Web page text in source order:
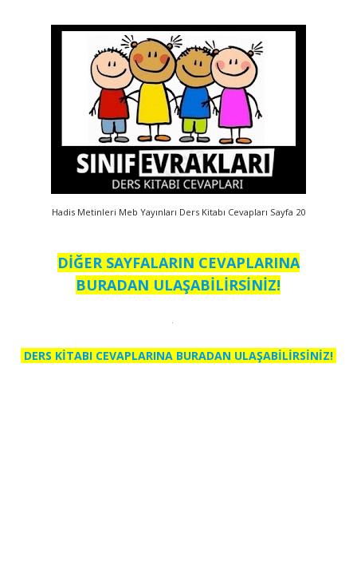
Hadis Metinleri Meb Yayınları Ders Kitabı Cevapları Sayfa 20
DİĞER SAYFALARIN CEVAPLARINA
BURADAN ULAŞABİLİRSİNİZ!
DERS KİTABI CEVAPLARINA BURADAN ULAŞABİLİRSİNİZ!